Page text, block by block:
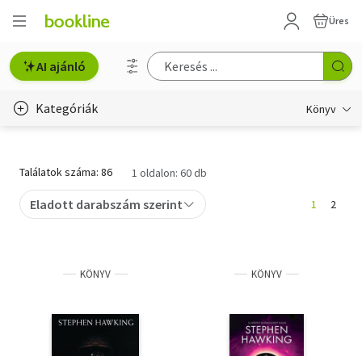
Üres
AI ajánló
Kategóriák Könyv
Gyermek- és ifjúsági
Művészet
Találatok száma: 86 1 oldalon: 60 db
Eladott darabszám szerint 1 2
KÖNYV KÖNYV